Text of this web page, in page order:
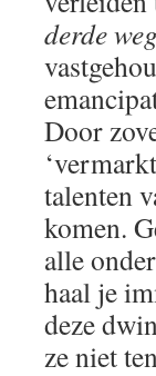
derde weg
Door
talenten
komen.
alle
haal je
deze
ze niet